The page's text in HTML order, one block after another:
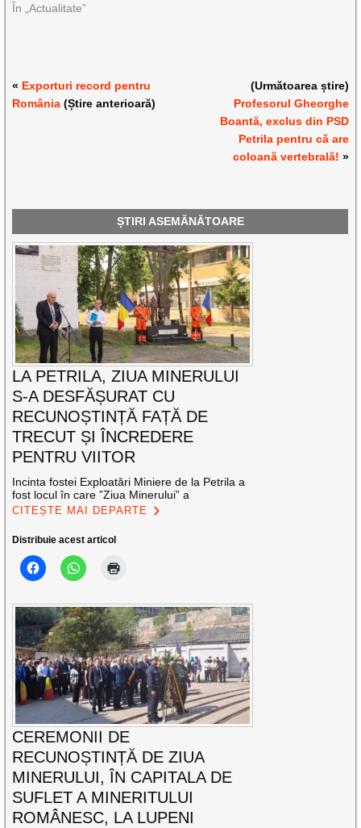
În „Actualitate”
« Exporturi record pentru
România (Știre anterioară)
(Următoarea știre)
Profesorul Gheorghe
Boantă, exclus din PSD
Petrila pentru că are
coloană vertebrală! »
ȘTIRI ASEMĂNĂTOARE
LA PETRILA, ZIUA MINERULUI
S-A DESFĂȘURAT CU
RECUNOȘTINȚĂ FAȚĂ DE
TRECUT ȘI ÎNCREDERE
PENTRU VIITOR
Incinta fostei Exploatări Miniere de la Petrila a
fost locul în care ”Ziua Minerului” a
CITEȘTE MAI DEPARTE
Distribuie acest articol
CEREMONII DE
RECUNOȘTINȚĂ DE ZIUA
MINERULUI, ÎN CAPITALA DE
SUFLET A MINERITULUI
ROMÂNESC, LA LUPENI